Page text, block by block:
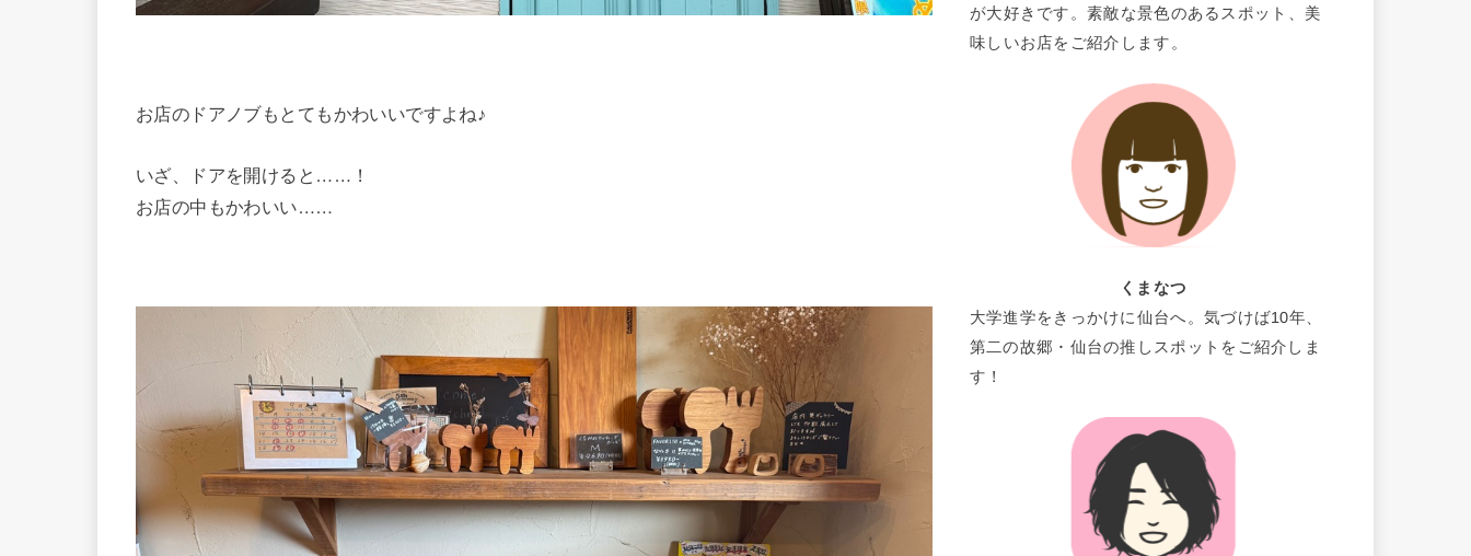
お店のドアノブもとてもかわいいですよね♪
いざ、ドアを開けると……！
お店の中もかわいい……
が大好きです。素敵な景色のあるスポット、美
味しいお店をご紹介します。
くまなつ
大学進学をきっかけに仙台へ。気づけば10年、
第二の故郷・仙台の推しスポットをご紹介しま
す！